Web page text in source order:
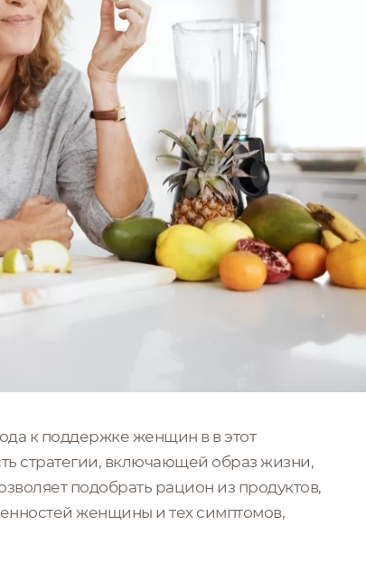
к поддержке женщин в в этот
стратегии, включающей образ жизни,
подобрать рацион из продуктов,
женщины и тех симптомов,